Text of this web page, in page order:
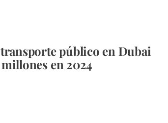
público en Dubai
millones en 2024